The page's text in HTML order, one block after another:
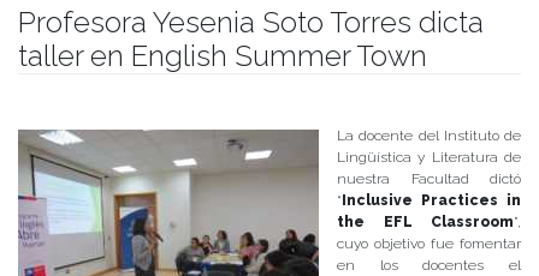
Profesora Yesenia Soto Torres dicta
taller en English Summer Town
La docente del Instituto de
Lingüística y Literatura de
nuestra Facultad dictó
“ Inclusive Practices in
the EFL Classroom”,
cuyo objetivo fue fomentar
en los docentes el